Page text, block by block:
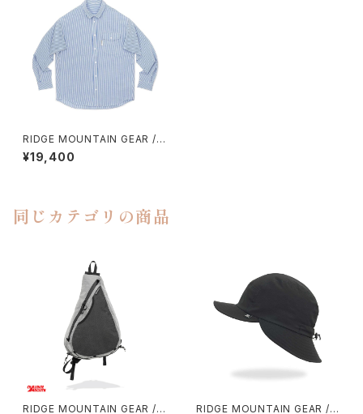
RIDGE MOUNTAIN GEAR / B
ASIC LONG SLEEVE SHIRT
"STRIPE"（MEN）
¥19,400
同じカテゴリの商品
RIDGE MOUNTAIN GEAR / S
RIDGE MOUNTAIN GEAR / S